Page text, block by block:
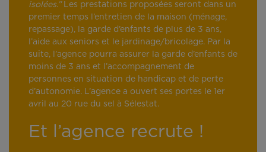
isolées.”Les prestations proposées seront dans un
premier temps l’entretien de la maison (ménage,
repassage), la garde d’enfants de plus de 3 ans,
l’aide aux seniors et le jardinage/bricolage. Par la
suite, l’agence pourra assurer la garde d’enfants de
moins de 3 ans et l’accompagnement de
personnes en situation de handicap et de perte
d’autonomie. L’agence a ouvert ses portes le 1er
avril au 20 rue du sel à Sélestat.
Et l’agence recrute !